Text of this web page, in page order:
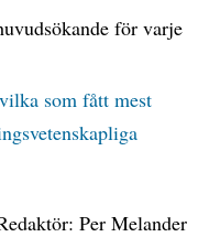
för varje
som fått mest
Per Melander